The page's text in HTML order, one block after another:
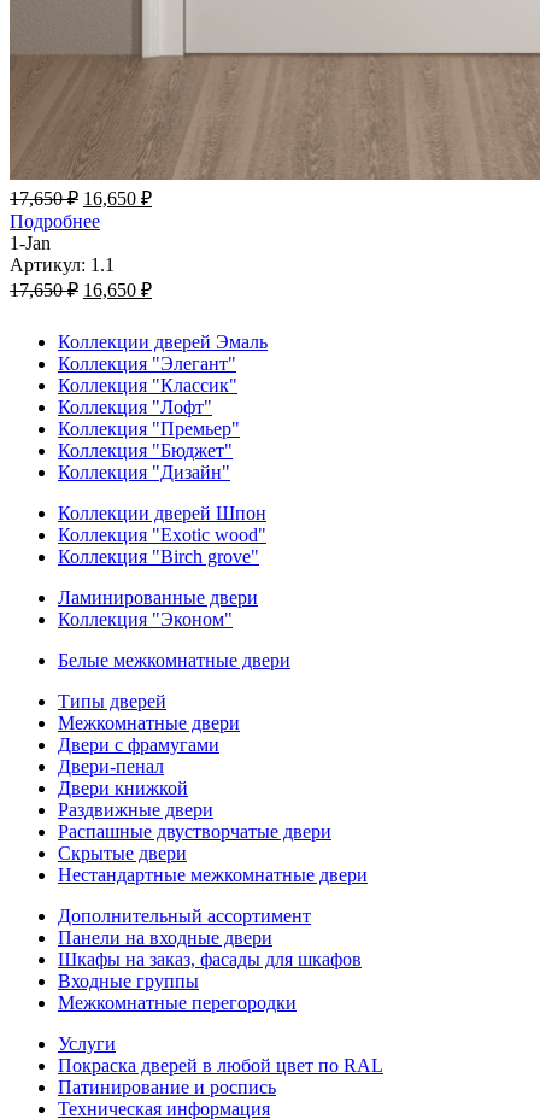
17,650₽ 16,650 ₽
Подробнее
1-Jan
Артикул: 1.1
17,650₽ 16,650 ₽
Коллекции дверей Эмаль
Коллекция "Элегант"
Коллекция "Классик"
Коллекция "Лофт"
Коллекция "Премьер"
Коллекция "Бюджет"
Коллекция "Дизайн"
Коллекции дверей Шпон
Коллекция "Exotic wood"
Коллекция "Birch grove"
Ламинированные двери
Коллекция "Эконом"
Белые межкомнатные двери
Типы дверей
Межкомнатные двери
Двери с фрамугами
Двери-пенал
Двери книжкой
Раздвижные двери
Распашные двустворчатые двери
Скрытые двери
Нестандартные межкомнатные двери
Дополнительный ассортимент
Панели на входные двери
Шкафы на заказ, фасады для шкафов
Входные группы
Межкомнатные перегородки
Услуги
Покраска дверей в любой цвет по RAL
Патинирование и роспись
Техническая информация